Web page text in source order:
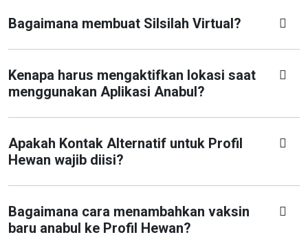
Bagaimana membuat Silsilah Virtual?
Kenapa harus mengaktifkan lokasi saat
menggunakan Aplikasi Anabul?
Apakah Kontak Alternatif untuk Profil
Hewan wajib diisi?
Bagaimana cara menambahkan vaksin
baru anabul ke Profil Hewan?